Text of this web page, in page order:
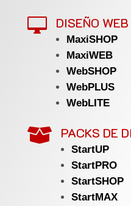
 DISEÑO
MaxiSHOP
MaxiWEB
WebSHOP
WebPLUS
WebLITE
 PACKS DE
StartUP
StartPRO
StartSHOP
StartMAX